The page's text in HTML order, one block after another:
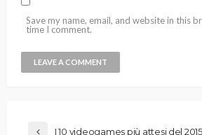
Save my name, email, and website in this
time I comment.
I 10 videogames più attesi del 2015